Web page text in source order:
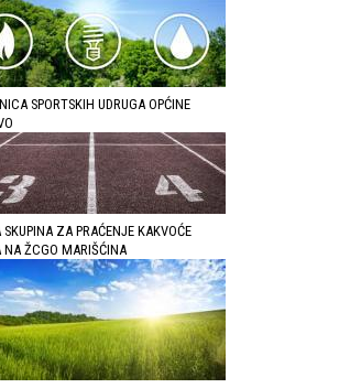
SPORTSKIH UDRUGA OPĆINE
SKUPINA ZA PRAĆENJE KAKVOĆE
NA ŽCGO MARIŠĆINA